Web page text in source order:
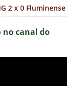
2 x 0 Fluminense
no canal do